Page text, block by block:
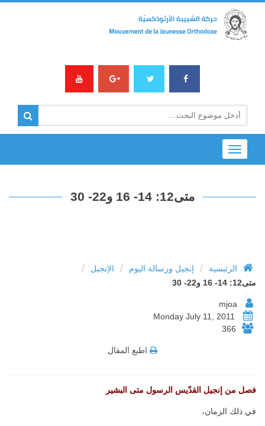
Toggle
navigation
متى12: 14- 16 و22- 30
الرئيسية / إنجيل ورسالة اليوم / الإنجيل /
متى12: 14- 16 و22- 30
366
اطبع المقال
فصل من إنجيل القدّيس الرسول متى البشير
في ذلك الزمان،